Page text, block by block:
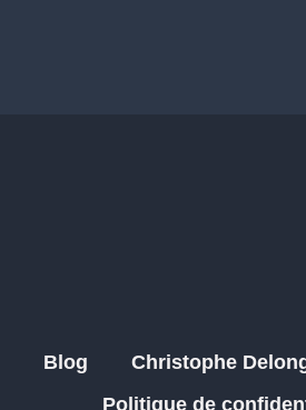
Blog
Christophe
Politique de